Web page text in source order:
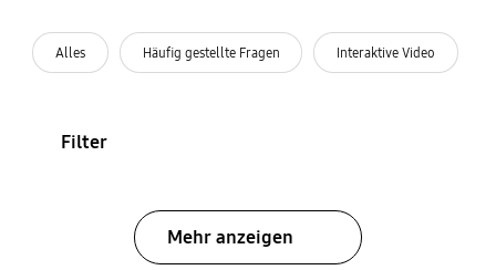
Alles Häufig gestellte Fragen Interaktive Video
Filter
Mehr anzeigen